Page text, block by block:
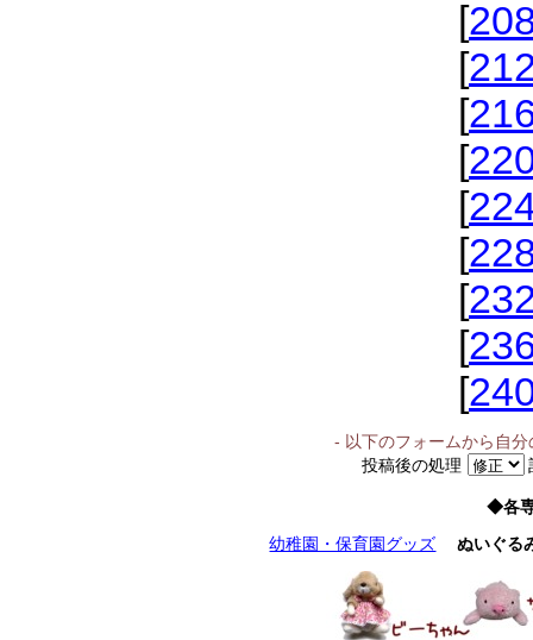
[
[
[
[
[
[
[
[
[
- 以下のフォームから自
投稿後の処理
◆各
幼稚園・保育園グッズ
ぬいぐる